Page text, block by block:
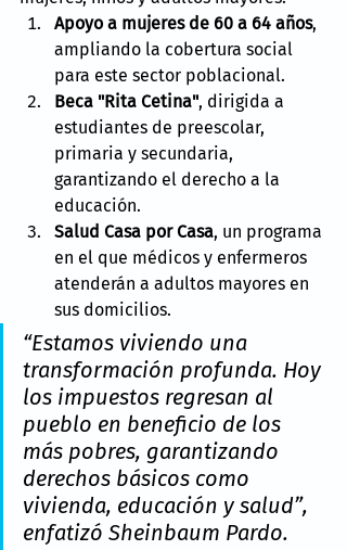
Apoyo a mujeres de 60 a 64 años,
ampliando la cobertura social
para este sector poblacional.
Beca "Rita Cetina", dirigida a
estudiantes de preescolar,
primaria y secundaria,
garantizando el derecho a la
educación.
Salud Casa por Casa, un programa
en el que médicos y enfermeros
atenderán a adultos mayores en
sus domicilios.
“Estamos viviendo una
transformación profunda. Hoy
los impuestos regresan al
pueblo en beneficio de los
más pobres, garantizando
derechos básicos como
vivienda, educación y salud”,
enfatizó Sheinbaum Pardo.